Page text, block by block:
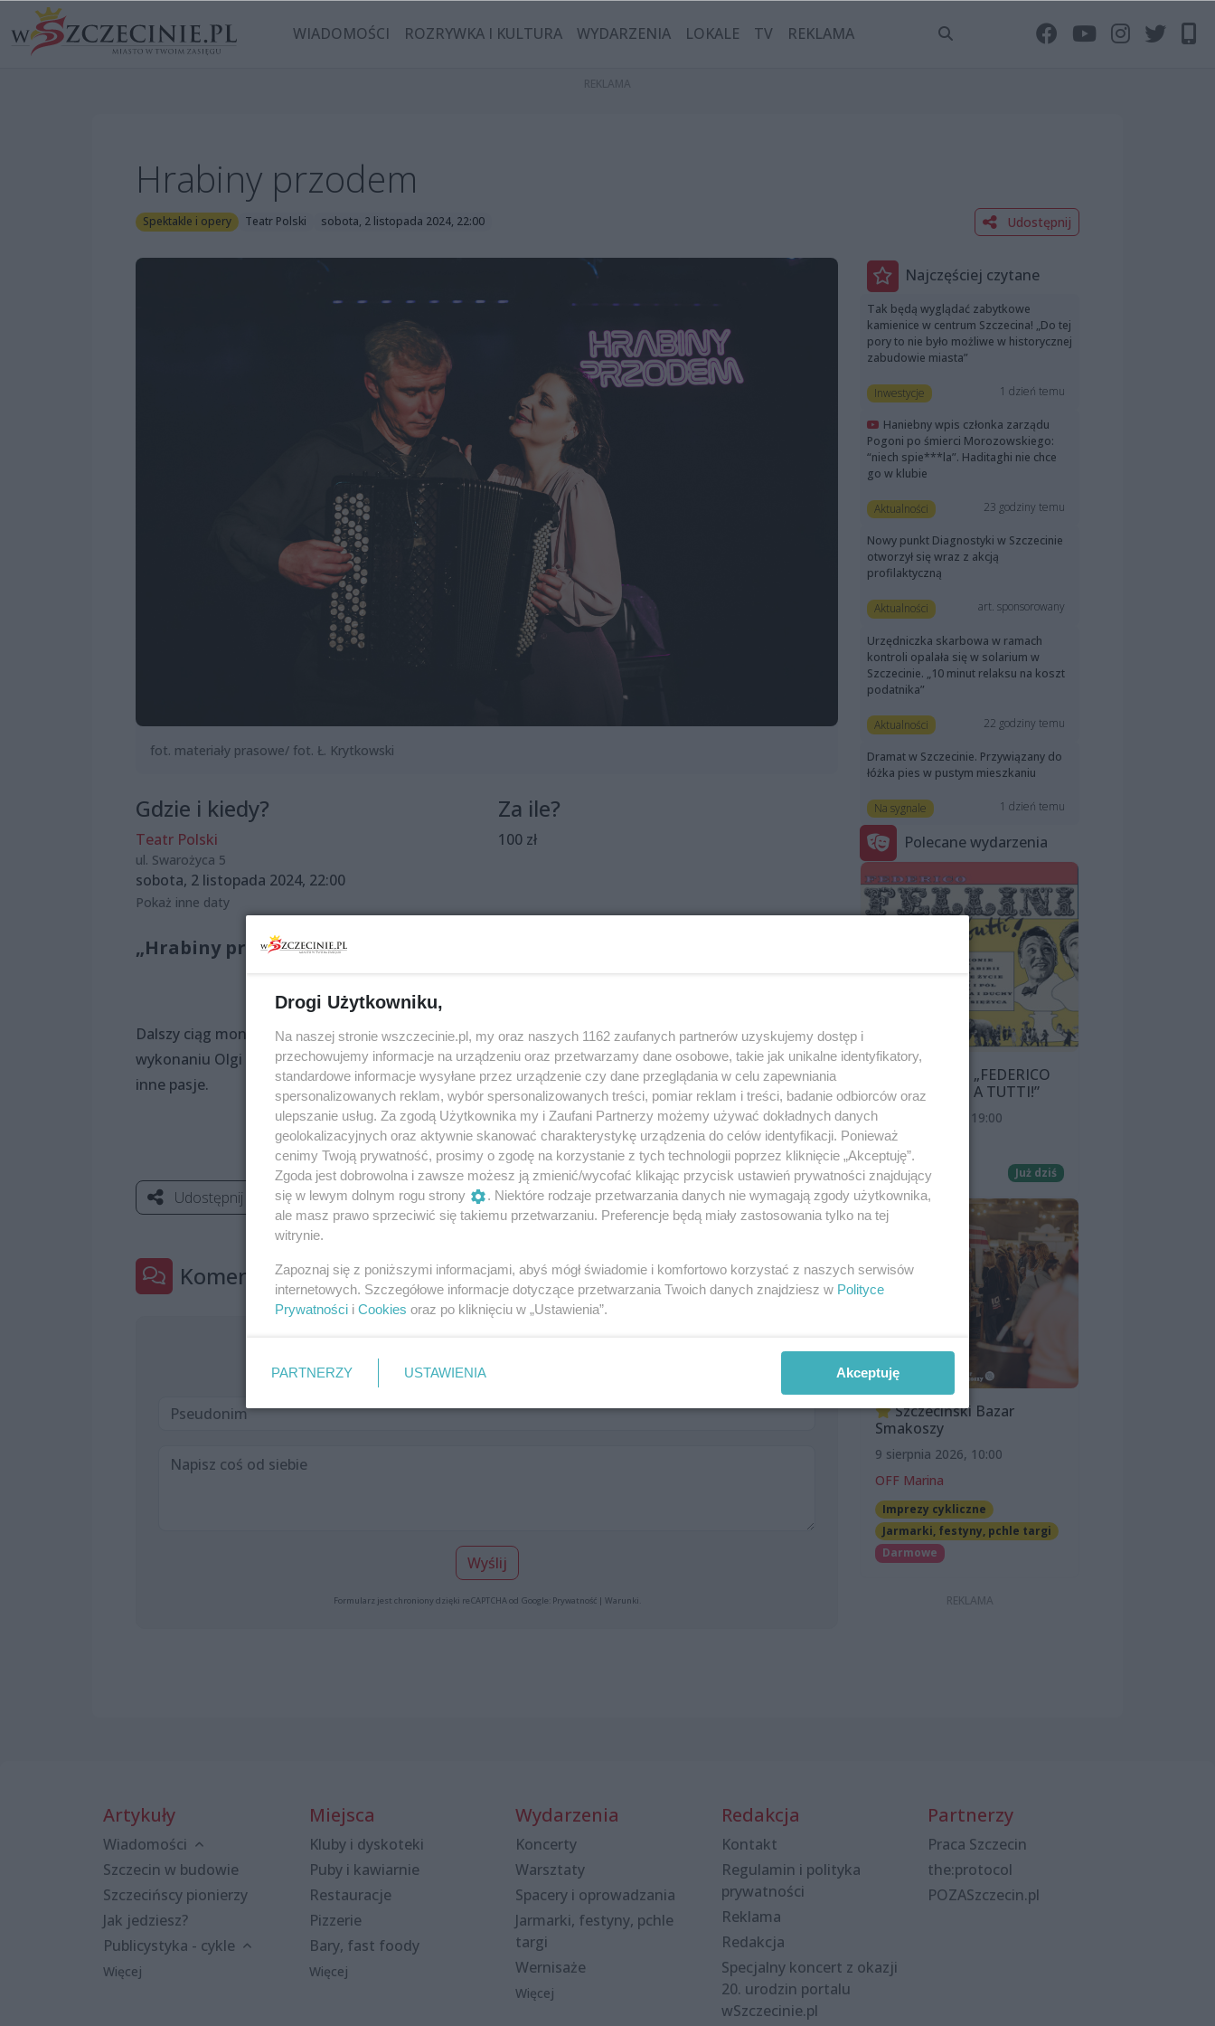
WIADOMOŚCI ROZRYWKA I KULTURA WYDARZENIA LOKALE TV REKLAMA
Hrabiny przodem
Spektakle i opery Teatr Polski sobota, 2 listopada 2024, 22:00 Udostępnij
fot. materiały prasowe/ fot. Ł. Krytkowski
Gdzie i kiedy?
Teatr Polski
ul. Swarożyca 5
sobota, 2 listopada 2024, 22:00
Za ile?
100 zł
Pokaż inne daty
„Hrabiny przodem” – Hrabiny powracają.
Dalszy ciąg monologów o tajemnicach kobiecości, związków i nieubłaganym upływie czasu w
wykonaniu Olgi Adamskiej. Będzie zabawnie i autoironicznie. Kwiaty doniczkowe, dzieci, mężczyźni i
inne pasje.
Udostępnij
Komentarze 0
Jeszcze nikt nie dodał komentarza, bądź pierwszy!
Wyślij
Formularz jest chroniony dzięki reCAPTCHA od Google: Prywatność| Warunki
Najczęściej czytane
Tak będą wyglądać zabytkowe
kamienice w centrum Szczecina! „Do tej
pory to nie było możliwe w historycznej
zabudowie miasta”
Inwestycje 1 dzień temu
Haniebny wpis członka zarządu
Pogoni po śmierci Morozowskiego:
“niech spie***la”. Haditaghi nie chce
go w klubie
Aktualności 23 godziny temu
Nowy punkt Diagnostyki w Szczecinie
otworzył się wraz z akcją
profilaktyczną
Aktualności art. sponsorowany
Urzędniczka skarbowa w ramach
kontroli opalała się w solarium w
Szczecinie. „10 minut relaksu na koszt
podatnika”
Aktualności 22 godziny temu
Dramat w Szczecinie. Przywiązany do
łóżka pies w pustym mieszkaniu
Na sygnale 1 dzień temu
Polecane wydarzenia
PRZEGLĄD „FEDERICO
FELLINI: CIAO A TUTTI!”
8 sierpnia 2026, 19:00
Kino Pionier
Film Już dziś
Szczeciński Bazar
Smakoszy
9 sierpnia 2026, 10:00
OFF Marina
Imprezy cykliczne
Jarmarki, festyny, pchle targi
Darmowe
Artykuły
Wiadomości
Szczecin w budowie
Szczecińscy pionierzy
Jak jedziesz?
Publicystyka - cykle
Więcej
Miejsca
Kluby i dyskoteki
Puby i kawiarnie
Restauracje
Pizzerie
Bary, fast foody
Więcej
Wydarzenia
Koncerty
Warsztaty
Spacery i oprowadzania
Jarmarki, festyny, pchle
targi
Wernisaże
Więcej
Redakcja
Kontakt
Regulamin i polityka
prywatności
Reklama
Redakcja
Specjalny koncert z okazji
20. urodzin portalu
wSzczecinie.pl
Partnerzy
Praca Szczecin
the:protocol
POZASzczecin.pl
Drogi Użytkowniku,
Na naszej stronie wszczecinie.pl, my oraz naszych 1162 zaufanych partnerów uzyskujemy dostęp i
przechowujemy informacje na urządzeniu oraz przetwarzamy dane osobowe, takie jak unikalne identyfikatory,
standardowe informacje wysyłane przez urządzenie czy dane przeglądania w celu zapewniania
spersonalizowanych reklam, wybór spersonalizowanych treści, pomiar reklam i treści, badanie odbiorców oraz
ulepszanie usług. Za zgodą Użytkownika my i Zaufani Partnerzy możemy używać dokładnych danych
geolokalizacyjnych oraz aktywnie skanować charakterystykę urządzenia do celów identyfikacji. Ponieważ
cenimy Twoją prywatność, prosimy o zgodę na korzystanie z tych technologii poprzez kliknięcie „Akceptuję”.
Zgoda jest dobrowolna i zawsze możesz ją zmienić/wycofać klikając przycisk ustawień prywatności znajdujący
się w lewym dolnym rogu strony
. Niektóre rodzaje przetwarzania danych nie wymagają zgody użytkownika,
ale masz prawo sprzeciwić się takiemu przetwarzaniu. Preferencje będą miały zastosowania tylko na tej
witrynie.
Zapoznaj się z poniższymi informacjami, abyś mógł świadomie i komfortowo korzystać z naszych serwisów
internetowych. Szczegółowe informacje dotyczące przetwarzania Twoich danych znajdziesz w Polityce
Prywatności i Cookies oraz po kliknięciu w „Ustawienia”.
PARTNERZY USTAWIENIA Akceptuję